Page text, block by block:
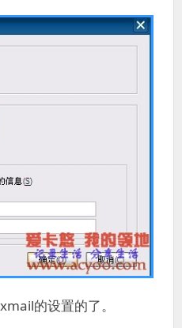
的设置的了。